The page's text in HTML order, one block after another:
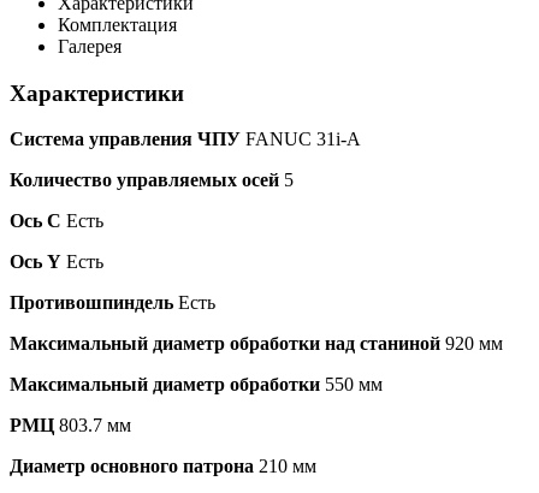
Комплектация
Галерея
Характеристики
Система управления ЧПУ FANUC 31i-A
Количество управляемых осей 5
Ось С Есть
Ось Y Есть
Противошпиндель Есть
Максимальный диаметр обработки над станиной 920 мм
Максимальный диаметр обработки 550 мм
РМЦ 803.7 мм
Диаметр основного патрона 210 мм